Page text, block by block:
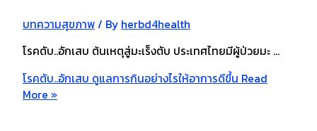
บทความสุขภาพ/ By herbd4health
โรคตับ..อักเสบ ต้นเหตุสู่มะเร็งตับ ประเทศไทยมีผู้ป่วยมะ …
โรคตับ..อักเสบ ดูแลการกินอย่างไรให้อาการดีขึ้น Read
More »